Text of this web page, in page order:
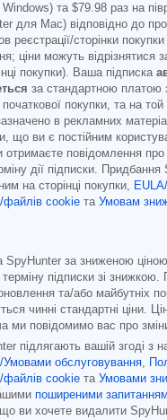
та $79.98 раз на
для Mac) відповідно до
реєстрації/сторінки
ціни можуть відрізнятися
покупки). Ваша підписка
за стандартною платою
покупки, та на
в рекламних
що ви є постійним
отримаєте повідомлення про
дії підписки. Придбання
на сторінці покупки,
файлів cookie та Умовам
SpyHunter за зниженою
підписки зі знижкою.
та/або майбутніх
чинні стандартні ціни.
ми повідомимо вас про
підлягають вашій згоді з
Умовами обслуговування,
файлів cookie та Умовами
поширеними
ви хочете видалити